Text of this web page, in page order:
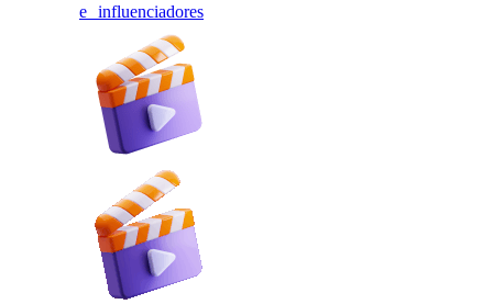
e influenciadores